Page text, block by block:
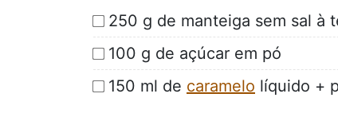
250 g de manteiga sem sal à
100 g de açúcar em pó
150 ml de caramelo líquido +